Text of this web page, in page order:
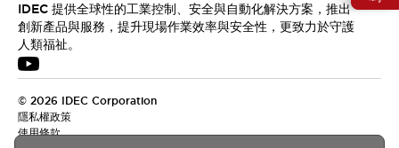
IDEC 提供全球性的工業控制、安全與自動化解決方案，推出
創新產品與服務，提升現場作業效率與安全性，更致力於守護
人類福祉。
© 2026 IDEC Corporation
隱私權政策
使用條款